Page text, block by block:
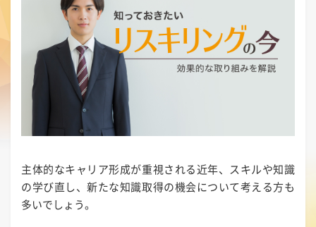
主体的なキャリア形成が重視される近年、スキルや知識
の学び直し、新たな知識取得の機会について考える方も
多いでしょう。